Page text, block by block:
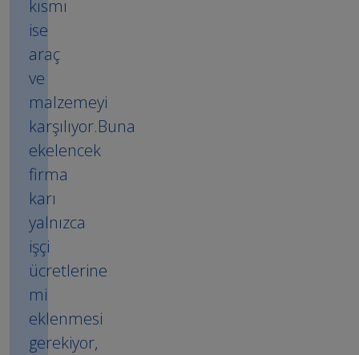
kısmı
ise
araç
ve
malzemeyi
karşılıyor.Buna
ekelencek
firma
karı
yalnızca
işçi
ücretlerine
mi
eklenmesi
gerekiyor,